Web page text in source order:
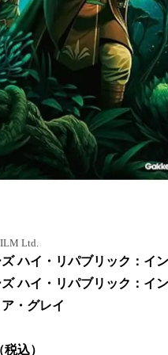
Ltd.
ズ ハイ・リパブリック：
ズ ハイ・リパブリック：
・グレイ
込）